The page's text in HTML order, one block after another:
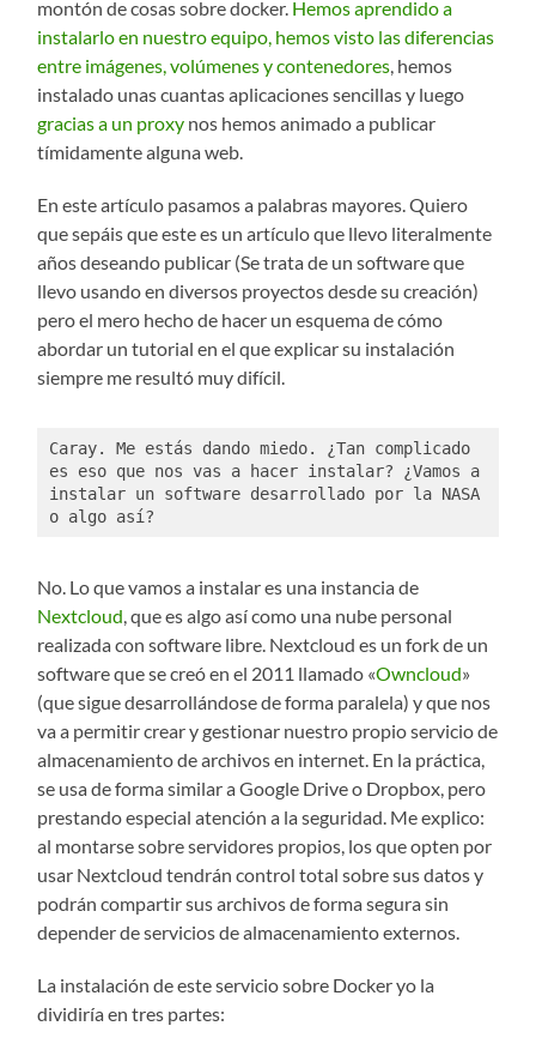
montón de cosas sobre docker. Hemos aprendido a
instalarlo en nuestro equipo, hemos visto las diferencias
entre imágenes, volúmenes y contenedores, hemos
instalado unas cuantas aplicaciones sencillas y luego
gracias a un proxy nos hemos animado a publicar
tímidamente alguna web.
En este artículo pasamos a palabras mayores. Quiero
que sepáis que este es un artículo que llevo literalmente
años deseando publicar (Se trata de un software que
llevo usando en diversos proyectos desde su creación)
pero el mero hecho de hacer un esquema de cómo
abordar un tutorial en el que explicar su instalación
siempre me resultó muy difícil.
Caray. Me estás dando miedo. ¿Tan complicado
es eso que nos vas a hacer instalar? ¿Vamos a
instalar un software desarrollado por la NASA
o algo así?
No. Lo que vamos a instalar es una instancia de
Nextcloud, que es algo así como una nube personal
realizada con software libre. Nextcloud es un fork de un
software que se creó en el 2011 llamado «Owncloud»
(que sigue desarrollándose de forma paralela) y que nos
va a permitir crear y gestionar nuestro propio servicio de
almacenamiento de archivos en internet. En la práctica,
se usa de forma similar a Google Drive o Dropbox, pero
prestando especial atención a la seguridad. Me explico:
al montarse sobre servidores propios, los que opten por
usar Nextcloud tendrán control total sobre sus datos y
podrán compartir sus archivos de forma segura sin
depender de servicios de almacenamiento externos.
La instalación de este servicio sobre Docker yo la
dividiría en tres partes: